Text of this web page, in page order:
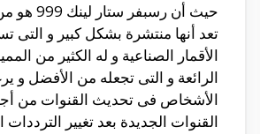
حيث أن
تعد أنها منتشرة بشكل كبير و التى
الأقمار الصناعية و له الكثير من
الرائعة و التى تجعله من الأفضل و
الأشخاص فى تحديث القنوات من
القنوات الجديدة بعد تغيير الترددات